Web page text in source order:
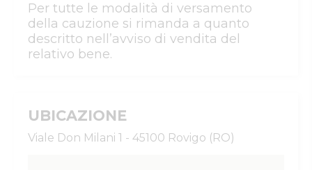
Per tutte le modalità di versamento
della cauzione si rimanda a quanto
descritto nell’avviso di vendita del
relativo bene.
UBICAZIONE
Viale Don Milani 1 - 45100 Rovigo (RO)